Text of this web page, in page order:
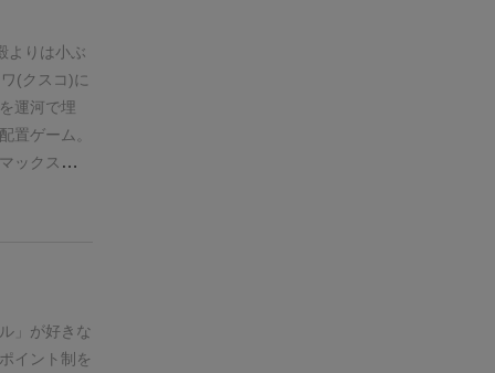
よりは小ぶ
(クスコ)に
運河で埋
置ゲーム。
ックス。
ョンポイン
。考え
んが、実
めば、8カ
と思うんで
」が好きな
イント制を